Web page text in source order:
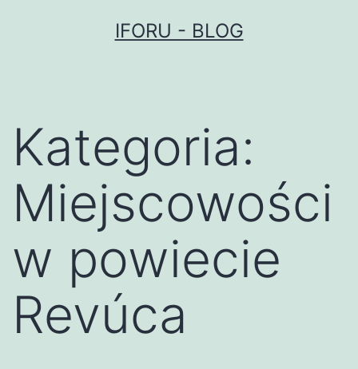
IFORU - BLOG
Kategoria:
Miejscowości
w powiecie
Revúca